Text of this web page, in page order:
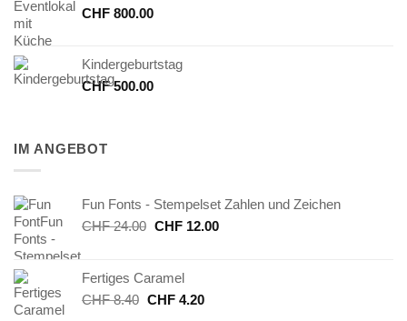
CHF 800.00
Kindergeburtstag
CHF500.00
IM ANGEBOT
Fun Fonts - Stempelset Zahlen und Zeichen
CHF24.00 Ursprünglicher
CHF 24.00
CHF12.00Aktueller
Fertiges Caramel
CHF8.40 Ursprünglicher
CHF4.20Aktueller